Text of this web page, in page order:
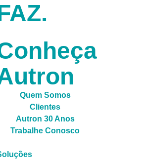
Quem Somos
Clientes
Autron 30 Anos
Trabalhe Conosco